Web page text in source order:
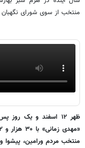
منتخب از سوی شورای نگهبان
ظهر ۱۲ اسفند و یک
منتخب مردم ورامین، پیشوا